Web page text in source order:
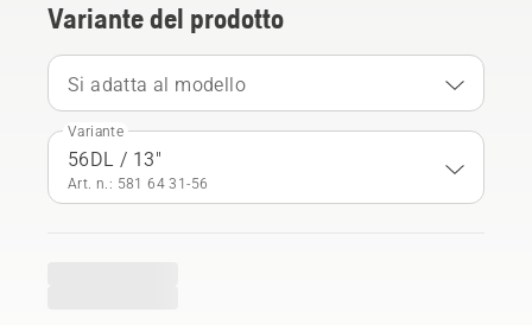
Variante del prodotto
Si adatta al modello
Variante
56DL / 13"
Art. n.: 581 64 31‑56